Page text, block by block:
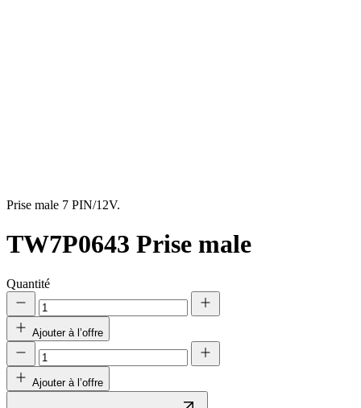
Prise male 7 PIN/12V.
TW7P0643 Prise male
Quantité
Ajouter à l’offre
Ajouter à l’offre